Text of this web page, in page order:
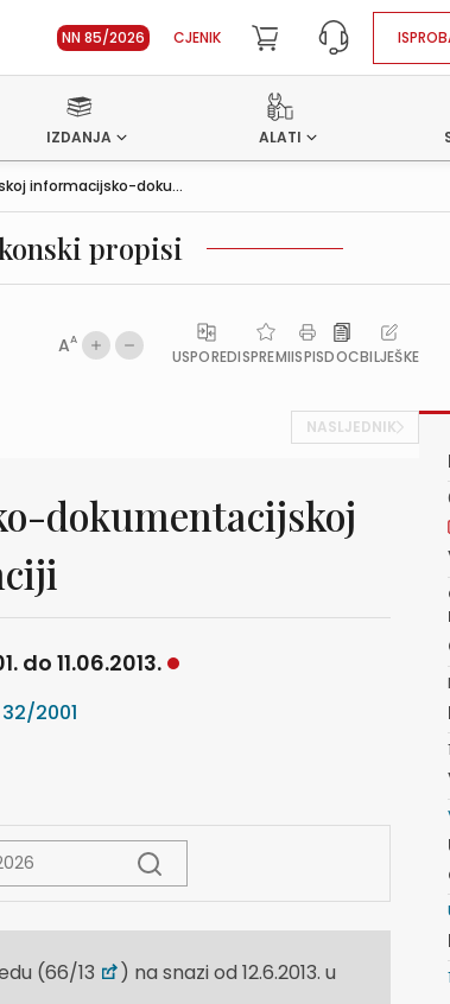
NN 85/2026 CJENIK
IZDANJA ALATI
informacijsko-doku...
propisi
AA
USPOREDISPREMIISPISDOCBILJEŠKE
NASLJEDNIK
dokumentacijskoj
do 11.06.2013.
32/2001
(66/13
) na snazi od 12.6.2013. u